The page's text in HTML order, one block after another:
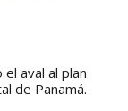
el aval al plan
de Panamá.